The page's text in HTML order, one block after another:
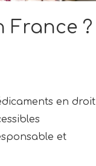
France ?
en droit
et